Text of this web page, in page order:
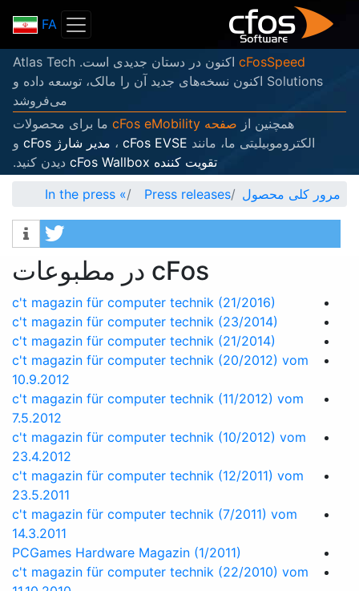
FA
cFosSpeed
اکنون در دستان جدیدی است. Atlas Tech
Solutions اکنون نسخه‌های جدید آن را مالک، توسعه داده و
می‌فروشد
همچنین از صفحه cFos eMobility
ما برای محصولات
الکتروموبیلیتی ما، مانند cFos EVSE ، مدیر شارژ cFos
و
تقویت کننده cFos Wallbox
دیدن کنید.
مرور کلی محصول
Press releases
»
In the press
cFos در مطبوعات
c't magazin für computer technik (21/2016)
c't magazin für computer technik (23/2014)
c't magazin für computer technik (21/2014)
c't magazin für computer technik (20/2012) vom
10.9.2012
c't magazin für computer technik (11/2012) vom
7.5.2012
c't magazin für computer technik (10/2012) vom
23.4.2012
c't magazin für computer technik (12/2011) vom
23.5.2011
c't magazin für computer technik (7/2011) vom
14.3.2011
PCGames Hardware Magazin (1/2011)
c't magazin für computer technik (22/2010) vom